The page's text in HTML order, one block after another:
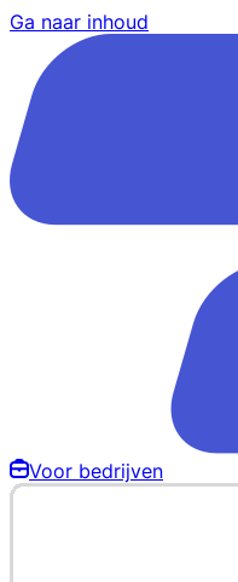
Ga naar inhoud
Voor bedrijven